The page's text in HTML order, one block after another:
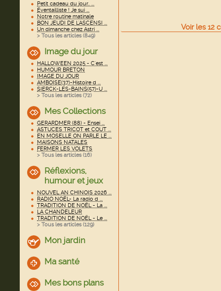
Petit cadeau du jour.. ...
Éventailliste ! Je sui ...
Notre routine matinale
BON JEUDI DE L'ASCENSI ...
Un dimanche chez Astri ...
> Tous les articles (849)
Image du jour
HALLOWEEN 2025 - C'est ...
HUMOUR BRETON
IMAGE DU JOUR
AMBOISE(37)-Histoire d ...
SIERCK-LES-BAINS(57)-U ...
> Tous les articles (72)
Mes Collections
GERARDMER (88) - Ensei ...
ASTUCES TRICOT et COUT ...
EN MOSELLE ON PARLE LE ...
MAISONS NATALES
FERMER LES VOLETS
> Tous les articles (16)
Réflexions,
humour et jeux
NOUVEL AN CHINOIS 2026 ...
RADIO NOËL- La radio d ...
TRADITION DE NOËL - La ...
LA CHANDELEUR
TRADITION DE NOËL - Le ...
> Tous les articles (129)
Mon jardin
Ma santé
Mes bons plans
Voir les12